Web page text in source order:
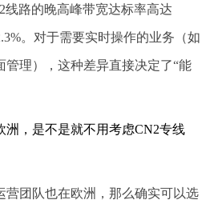
线路的晚高峰带宽达标率高达
。对于需要实时操作的业务（如
管理），这种差异直接决定了“能
洲，是不是就不用考虑CN2专线
营团队也在欧洲，那么确实可以选